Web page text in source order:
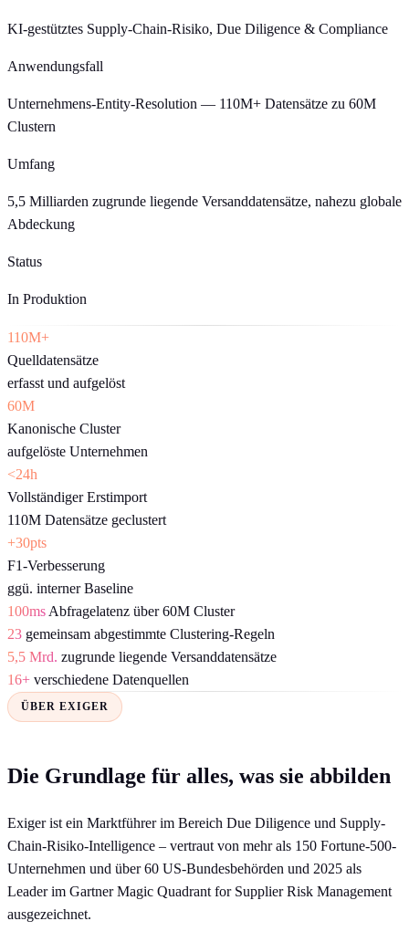
KI-gestütztes Supply-Chain-Risiko, Due Diligence & Compliance
Anwendungsfall
Unternehmens-Entity-Resolution — 110M+ Datensätze zu 60M
Clustern
Umfang
5,5 Milliarden zugrunde liegende Versanddatensätze, nahezu globale
Abdeckung
Status
In Produktion
110M+
Quelldatensätze
erfasst und aufgelöst
60M
Kanonische Cluster
aufgelöste Unternehmen
<24h
Vollständiger Erstimport
110M Datensätze geclustert
+30pts
F1-Verbesserung
ggü. interner Baseline
100ms Abfragelatenz über 60M Cluster
23 gemeinsam abgestimmte Clustering-Regeln
5,5 Mrd. zugrunde liegende Versanddatensätze
16+ verschiedene Datenquellen
ÜBER EXIGER
Die Grundlage für alles, was sie abbilden
Exiger ist ein Marktführer im Bereich Due Diligence und Supply-
Chain-Risiko-Intelligence – vertraut von mehr als 150 Fortune-500-
Unternehmen und über 60 US-Bundesbehörden und 2025 als
Leader im Gartner Magic Quadrant for Supplier Risk Management
ausgezeichnet.